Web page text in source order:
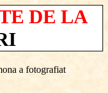
DE LA
a fotografiat